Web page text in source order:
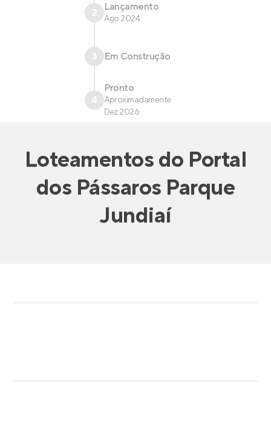
2 Lançamento
Ago 2024
3 Em Construção
4
Pronto
Aproximadamente
Dez 2026
Loteamentosdo Portal
dos Pássaros Parque
Jundiaí